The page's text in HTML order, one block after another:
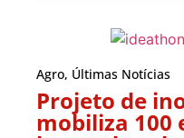
Agro, Últimas Notícias
Projeto de
mobiliza 100